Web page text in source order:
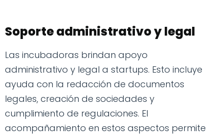
Soporte administrativo y legal
Las incubadoras brindan apoyo
administrativo y legal a startups. Esto incluye
ayuda con la redacción de documentos
legales, creación de sociedades y
cumplimiento de regulaciones. El
acompañamiento en estos aspectos permite